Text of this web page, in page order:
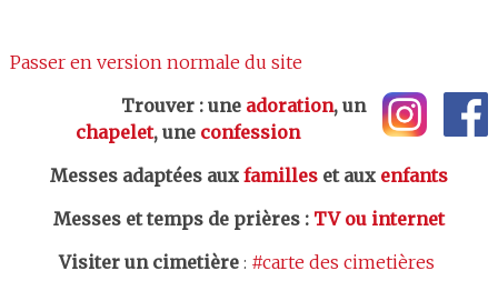
Passer en version normale du site
Trouver : une adoration, un
chapelet, une confession
Messes adaptées aux familleset aux enfants
Messes et temps de prières: TV ou internet
Visiter un cimetière: #carte des cimetières